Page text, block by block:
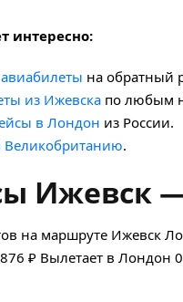
интересно:
на обратный
из Ижевска по любым
в Лондон из России.
.
Ижевск
на маршруте Ижевск
₽ Вылетает в Лондон